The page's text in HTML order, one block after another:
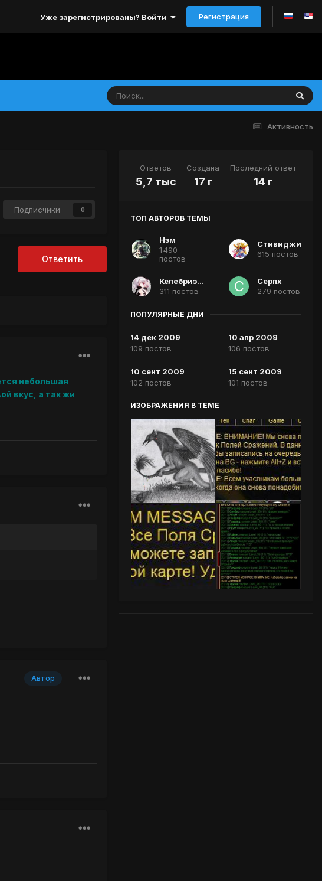
Уже зарегистрированы? Войти Регистрация
Активность
Подписчики 0
Ответить
небольшая
вкус, а так жи
Автор
Ответов
5,7 тыс
Создана
17 г
Последний ответ
14 г
ТОП АВТОРОВ ТЕМЫ
Нэм
1 490
постов
Стивиджи
615 постов
Келебриэль
311 постов
Серпх
279 постов
ПОПУЛЯРНЫЕ ДНИ
14 дек 2009
109 постов
10 апр 2009
106 постов
10 сент 2009
102 постов
15 сент 2009
101 постов
ИЗОБРАЖЕНИЯ В ТЕМЕ